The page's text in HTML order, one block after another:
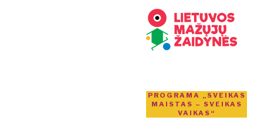
PROGRAMA „SVEIKAS
MAISTAS – SVEIKAS
VAIKAS“